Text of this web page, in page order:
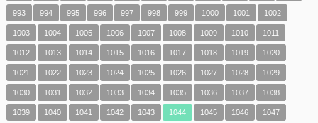
993 994 995 996 997 998 999 1000 1001 1002
1003 1004 1005 1006 1007 1008 1009 1010 1011
1012 1013 1014 1015 1016 1017 1018 1019 1020
1021 1022 1023 1024 1025 1026 1027 1028 1029
1030 1031 1032 1033 1034 1035 1036 1037 1038
1039 1040 1041 1042 1043 1044 1045 1046 1047